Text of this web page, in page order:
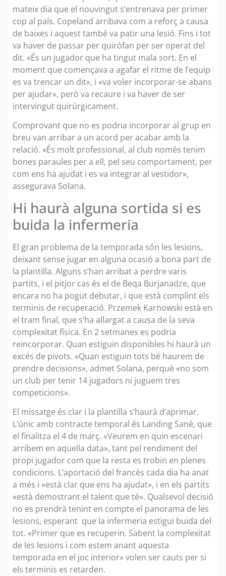
mateix dia que el nouvingut s’entrenava per primer
cop al país. Copeland arribava com a reforç a causa
de baixes i aquest també va patir una lesió. Fins i tot
va haver de passar per quiròfan per ser operat del
dit. «És un jugador que ha tingut mala sort. En el
moment que començava a agafar el ritme de l’equip
es va trencar un dit», i «va voler incorporar-se abans
per ajudar», però va recaure i va haver de ser
intervingut quirúrgicament.
Comprovant que no es podria incorporar al grup en
breu van arribar a un acord per acabar amb la
relació. «És molt professional, al club només tenim
bones paraules per a ell, pel seu comportament, per
com ens ha ajudat i es va integrar al vestidor»,
assegurava Solana.
Hi haurà alguna sortida si es
buida la infermeria
El gran problema de la temporada són les lesions,
deixant sense jugar en alguna ocasió a bona part de
la plantilla. Alguns s’han arribat a perdre varis
partits, i el pitjor cas és el de Beqa Burjanadze, que
encara no ha pogut debutar, i que està complint els
terminis de recuperació. Przemek Karnowski està en
el tram final, que s’ha allargat a causa de la seva
complexitat física. En 2 setmanes es podria
reincorporar. Quan estiguin disponibles hi haurà un
excés de pivots. «Quan estiguin tots bé haurem de
prendre decisions», admet Solana, perquè «no som
un club per tenir 14 jugadors ni juguem tres
competicions».
El missatge és clar i la plantilla s’haurà d’aprimar.
L’únic amb contracte temporal és Landing Sanè, que
el finalitza el 4 de març. «Veurem en quin escenari
arribem en aquella data», tant pel rendiment del
propi jugador com que la resta es trobin en plenes
condicions. L’aportació del francès cada dia ha anat
a més i «està clar que ens ha ajudat», i en els partits
«està demostrant el talent que té». Qualsevol decisió
no es prendrà tenint en compte el panorama de les
lesions, esperant que la infermeria estigui buida del
tot. «Primer que es recuperin. Sabent la complexitat
de les lesions i com estem anant aquesta
temporada en el joc interior» volen ser cauts per si
els terminis es retarden.